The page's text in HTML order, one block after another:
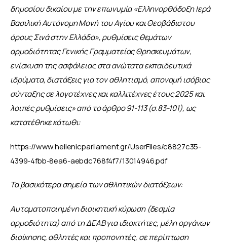
δημοσίου δικαίου με την επωνυμία «Ελληνορθόδοξη Ιερά
Βασιλική Αυτόνομη Μονή του Αγίου και Θεοβάδιστου
όρους Σινά στην Ελλάδα», ρυθμίσεις θεμάτων
αρμοδιότητας Γενικής Γραμματείας Θρησκευμάτων,
ενίσχυση της ασφάλειας στα ανώτατα εκπαιδευτικά
ιδρύματα, διατάξεις για τον αθλητισμό, απονομή ισόβιας
σύνταξης σε λογοτέχνες και καλλιτέχνες έτους 2025 και
λοιπές ρυθμίσεις» από το άρθρο 91-113 (σ.83-101), ως
κατατέθηκε κάτωθι:
https://www.hellenicparliament.gr/UserFiles/c8827c35-
4399-4fbb-8ea6-aebdc768f4f7/13014946.pdf
Τα βασικότερα σημεία των αθλητικών διατάξεων:
Aυτοματοποιημένη διοικητική κύρωση (δεσμία
αρμοδιότητα) από τη ΔΕΑΒ για ιδιοκτήτες, μέλη οργάνων
διοίκησης, αθλητές και προπονητές, σε περίπτωση